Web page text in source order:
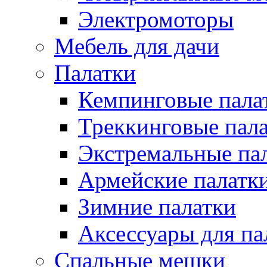
Электромоторы
Мебель для дачи
Палатки
Кемпинговые
Треккинговые
Экстремальные
Армейские
Зимние палатки
Аксессуары для
Спальные мешки